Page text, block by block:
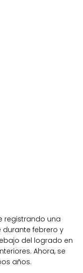
registrando una
durante febrero y
del logrado en
Ahora, se
años.